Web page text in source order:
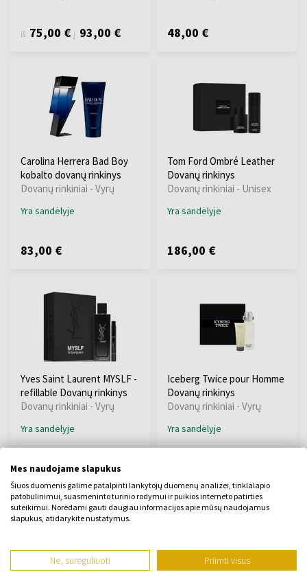
iš 75,00 € į 93,00 € 48,00 €
Carolina Herrera Bad Boy
kobalto dovanų rinkinys
Dovanų rinkiniai - Vyrų
Yra sandėlyje
83,00 €
Tom Ford Ombré Leather
Dovanų rinkinys
Dovanų rinkiniai - Unisex
Yra sandėlyje
186,00 €
Yves Saint Laurent MYSLF -
refillable Dovanų rinkinys
Dovanų rinkiniai - Vyrų
Yra sandėlyje
138,00 €
Iceberg Twice pour Homme
Dovanų rinkinys
Dovanų rinkiniai - Vyrų
Yra sandėlyje
Mes naudojame slapukus
Šiuos duomenis galime patalpinti lankytojų duomenų analizei, tinklalapio
patobulinimui, suasmeninto turinio rodymui ir puikios interneto patirties
suteikimui. Norėdami gauti daugiau informacijos apie mūsų naudojamus
slapukus, atidarykite nustatymus.
Ne, sureguliuoti Priimti visus